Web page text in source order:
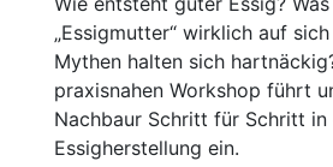
„Essigmutter“ wirklich auf
Mythen halten sich
praxisnahen Workshop führt
Nachbaur Schritt für Schritt in
Essigherstellung ein.